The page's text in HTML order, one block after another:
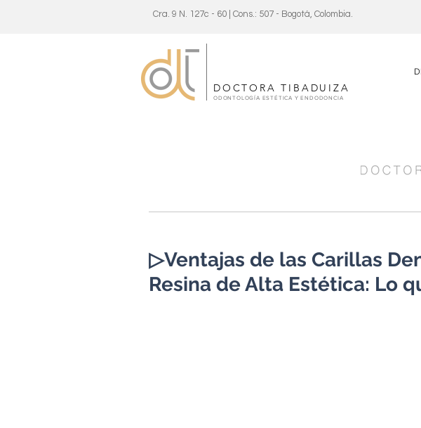
Cra. 9 N. 127c - 60 | Cons.: 507 - Bogotá, Colombia.
DOCTORA TIBADUIZA
ODONTOLOGÍA ESTÉTICA Y ENDODONCIA
▷Ventajas de las Carillas
Resina de Alta Estética: Lo